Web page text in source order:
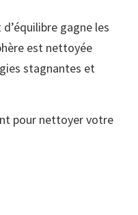
gagne les
est nettoyée
stagnantes et
pour nettoyer votre